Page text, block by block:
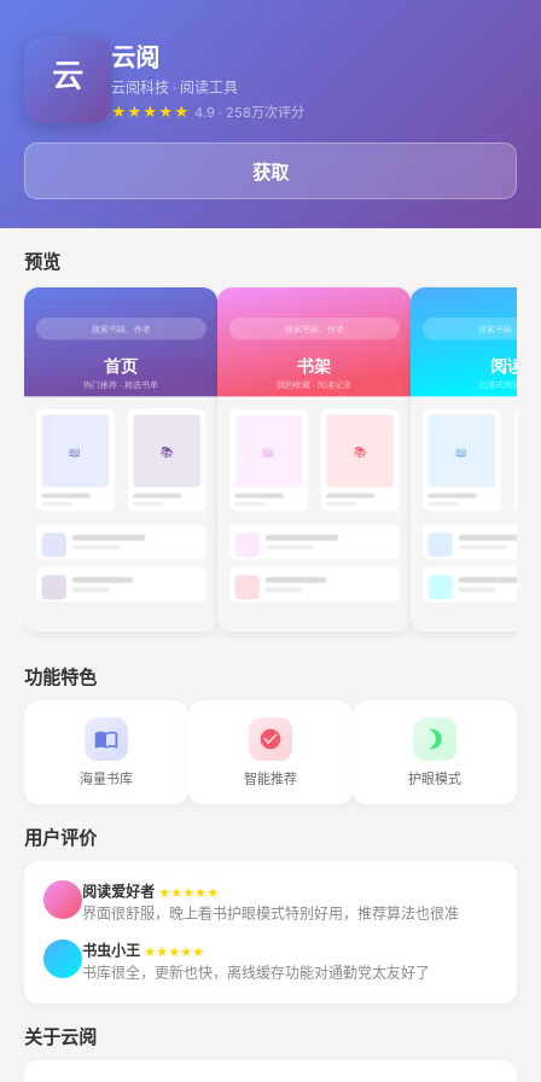
云阅
云阅科技 · 阅读工具
★ ★ ★ ★ ★ 4.9 · 258万次评分
获取
预览
功能特色
海量书库 智能推荐 护眼模式
用户评价
阅读爱好者 ★★★★★
界面很舒服，晚上看书护眼模式特别好用，推荐算法也很准
书虫小王 ★★★★★
书库很全，更新也快，离线缓存功能对通勤党太友好了
关于云阅